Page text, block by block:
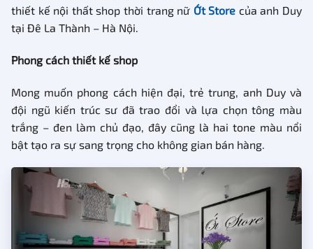
thiết kế nội thất shop thời trang nữ Ớt Store của anh Duy
tại Đê La Thành – Hà Nội.
Phong cách thiết kế shop
Mong muốn phong cách hiện đại, trẻ trung, anh Duy và
đội ngũ kiến trúc sư đã trao đổi và lựa chọn tông màu
trắng – đen làm chủ đạo, đây cũng là hai tone màu nổi
bật tạo ra sự sang trọng cho không gian bán hàng.